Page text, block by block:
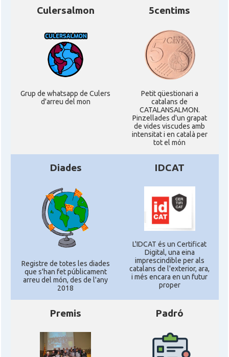
Culersalmon
Grup de whatsapp de Culers
d'arreu del mon
5centims
Petit qüestionari a
catalans de
CATALANSALMON.
Pinzellades d'un grapat
de vides viscudes amb
intensitat i en català per
tot el món
Diades
Registre de totes les diades
que s'han fet públicament
arreu del món, des de l'any
2018
IDCAT
L'IDCAT és un Certificat
Digital, una eina
imprescindible per als
catalans de l'exterior, ara,
i més encara en un futur
proper
Premis Padró